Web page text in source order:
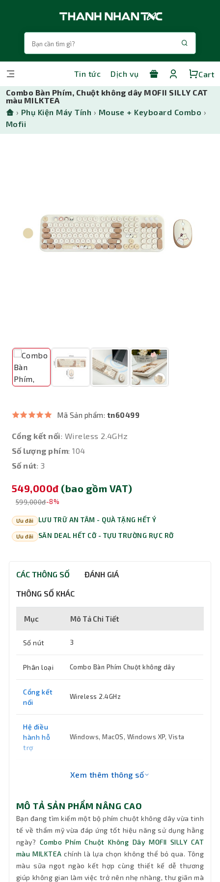
Tin tức Dịch vụ
Cart
Combo Bàn Phím, Chuột không dây MOFII SILLY CAT
màu MILKTEA
› Phụ Kiện Máy Tính › Mouse + Keyboard Combo ›
Mofii
Mã Sản phẩm: tn60499
Cổng kết nối: Wireless 2.4GHz
Số lượng phím: 104
Số nút: 3
549,000đ (bao gồm VAT)
599,000đ-8%
Ưu đãi LƯU TRỮ AN TÂM - QUÀ TẶNG HẾT Ý
Ưu đãi SĂN DEAL HẾT CỠ - TỰU TRƯỜNG RỰC RỠ
CÁC THÔNG SỐ ĐÁNH GIÁ
THÔNG SỐ KHÁC
Mục Mô Tả Chi Tiết
Số nút 3
Phân loại Combo Bàn Phím Chuột không dây
Cổng kết
nối
Wireless 2.4GHz
Hệ điều
hành hỗ
trợ
Windows, MacOS, Windows XP, Vista
MILKTEA
phím
Kích
thước
Chuột: 105×66×34±2 mm; Bàn phím:
447×134×31±2 mm
Khối
lượng
Chuột: 75±5g ; Bàn phím: 661±5g
Xem thêm thông số
MÔ TẢ SẢN PHẨM NÂNG CAO
Bạn đang tìm kiếm một bộ phím chuột không dây vừa tinh
tế về thẩm mỹ vừa đáp ứng tốt hiệu năng sử dụng hằng
ngày? Combo Phím Chuột Không Dây MOFII SILLY CAT
màu MILKTEA chính là lựa chọn không thể bỏ qua. Tông
màu sữa ngọt ngào kết hợp cùng thiết kế dễ thương
giúp không gian làm việc trở nên nhẹ nhàng, thư giãn mà